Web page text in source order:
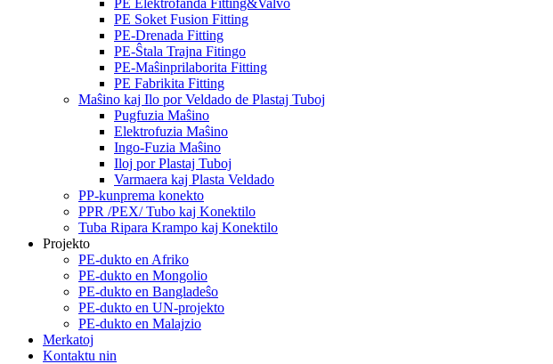
PE Elektrofanda Fitting&Valvo
PE Soket Fusion Fitting
PE-Drenada Fitting
PE-Ŝtala Trajna Fitingo
PE-Maŝinprilaborita Fitting
PE Fabrikita Fitting
Maŝino kaj Ilo por Veldado de Plastaj Tuboj
Pugfuzia Maŝino
Elektrofuzia Maŝino
Ingo-Fuzia Maŝino
Iloj por Plastaj Tuboj
Varmaera kaj Plasta Veldado
PP-kunprema konekto
PPR /PEX/ Tubo kaj Konektilo
Tuba Ripara Krampo kaj Konektilo
Projekto
PE-dukto en Afriko
PE-dukto en Mongolio
PE-dukto en Bangladeŝo
PE-dukto en UN-projekto
PE-dukto en Malajzio
Merkatoj
Kontaktu nin